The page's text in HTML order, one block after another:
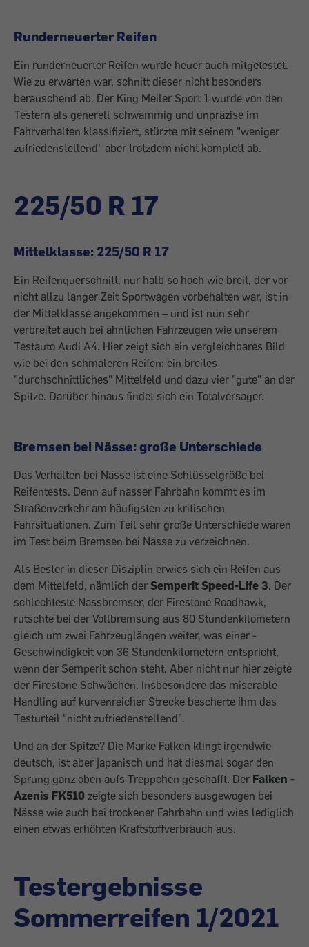
Runderneuerter Reifen
Ein runderneuerter Reifen wurde heuer auch mitgetestet.
Wie zu erwarten war, schnitt dieser nicht besonders
berauschend ab. Der King Meiler Sport 1 wurde von den
Testern als generell schwammig und unpräzise im
Fahrverhalten klassifiziert, stürzte mit seinem "weniger
zufriedenstellend" aber trotzdem nicht komplett ab.
225/50 R 17
Mittelklasse: 225/50 R 17
Ein Reifenquerschnitt, nur halb so hoch wie breit, der vor
nicht allzu langer Zeit Sportwagen vorbehalten war, ist in
der Mittelklasse angekommen – und ist nun sehr
verbreitet auch bei ähnlichen Fahrzeugen wie unserem
Testauto Audi A4. Hier zeigt sich ein vergleichbares Bild
wie bei den schmaleren Reifen: ein breites
"durchschnittliches" Mittelfeld und dazu vier "gute" an der
Spitze. Darüber hinaus findet sich ein Totalversager.
Bremsen bei Nässe: große Unterschiede
Das Verhalten bei Nässe ist eine Schlüsselgröße bei
Reifentests. Denn auf nasser Fahrbahn kommt es im
Straßenverkehr am häufigsten zu kritischen
Fahrsituationen. Zum Teil sehr große Unterschiede waren
im Test beim Bremsen bei Nässe zu verzeichnen.
Als Bester in dieser Disziplin erwies sich ein Reifen aus
dem Mittelfeld, nämlich der Semperit Speed-Life 3. Der
schlechteste Nassbremser, der Firestone Roadhawk,
rutschte bei der Vollbremsung aus 80 Stundenkilometern
gleich um zwei Fahrzeuglängen weiter, was einer ­
Geschwindigkeit von 36 Stundenkilometern entspricht,
wenn der Semperit schon steht. Aber nicht nur hier zeigte
der Firestone Schwächen. Insbesondere das miserable
Handling auf kurven­reicher ­Strecke bescherte ihm das
Testurteil "nicht zufriedenstellend".
Und an der Spitze? Die Marke Falken klingt irgendwie
deutsch, ist aber japanisch und hat diesmal sogar den
Sprung ganz oben aufs Treppchen geschafft. Der Falken ­
Azenis FK510 zeigte sich besonders ausge­wogen bei
Nässe wie auch bei trockener Fahrbahn und wies lediglich
einen etwas erhöhten Kraftstoffverbrauch aus.
Testergebnisse
Sommerreifen 1/2021